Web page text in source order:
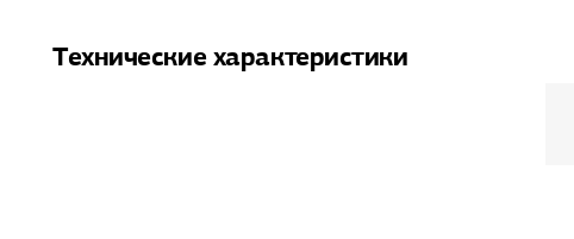
Технические характеристики